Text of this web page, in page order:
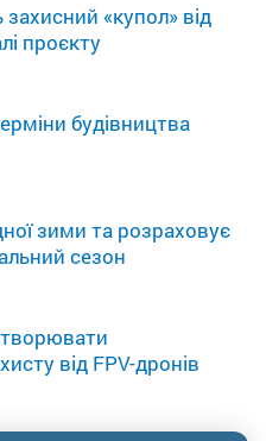
«купол» від
проєкту
будівництва
зими та розраховує
сезон
від FPV-дронів